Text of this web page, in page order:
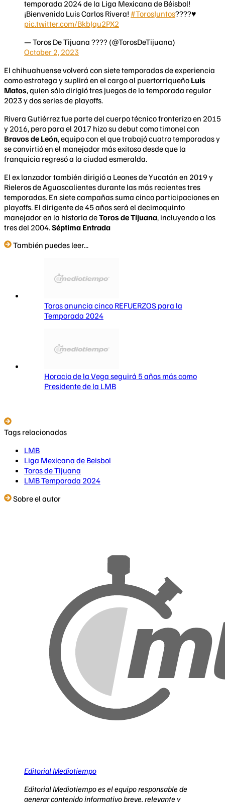
temporada 2024 de la Liga Mexicana de Béisbol!
¡Bienvenido Luis Carlos Rivera! #TorosJuntos????♥️
pic.twitter.com/BkbJqu2PX2
— Toros De Tijuana ???? (@TorosDeTijuana)
October 2, 2023
El chihuahuense volverá con siete temporadas de experiencia
como estratega y suplirá en el cargo al puertorriqueño Luis
Matos, quien sólo dirigió tres juegos de la temporada regular
2023 y dos series de playoffs.
Rivera Gutiérrez fue parte del cuerpo técnico fronterizo en 2015
y 2016, pero para el 2017 hizo su debut como timonel con
Bravos de León, equipo con el que trabajó cuatro temporadas y
se convirtió en el manejador más exitoso desde que la
franquicia regresó a la ciudad esmeralda.
El ex lanzador también dirigió a Leones de Yucatán en 2019 y
Rieleros de Aguascalientes durante las más recientes tres
temporadas. En siete campañas suma cinco participaciones en
playoffs. El dirigente de 45 años será el decimoquinto
manejador en la historia deToros de Tijuana, incluyendo a los
tres del 2004.Séptima Entrada
También puedes leer...
Toros anuncia cinco REFUERZOS para la
Temporada 2024
Horacio de la Vega seguirá 5 años más como
Presidente de la LMB
Tags relacionados
LMB
Liga Mexicana de Beisbol
Toros de Tijuana
LMB Temporada 2024
Sobre el autor
Editorial Mediotiempo
Editorial Mediotiempo es el equipo responsable de
generar contenido informativo breve, relevante y